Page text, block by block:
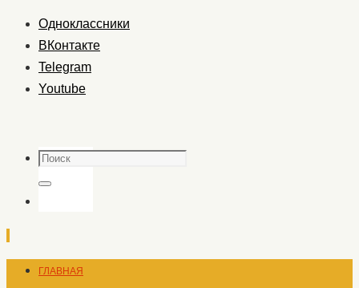
Одноклассники
ВКонтакте
Telegram
Youtube
Поиск
Поиск
ПерейтиГЛАВНАЯ